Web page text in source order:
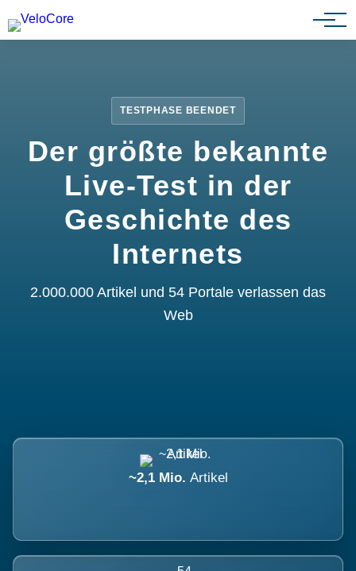
Partnerprogramm
TESTPHASE BEENDET
Der größte bekannte
Live-Test in der
Geschichte des
Internets
2.000.000 Artikel und 54 Portale verlassen das
Web
~2,1 Mio. Artikel